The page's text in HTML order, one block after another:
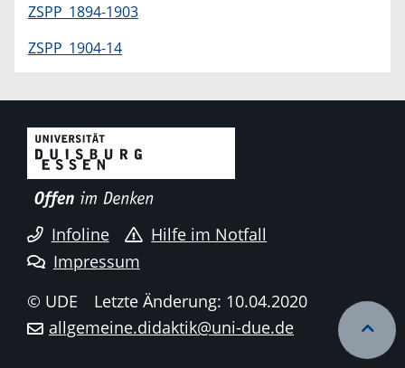
ZSPP_1894-1903
ZSPP_1904-14
Infoline
Hilfe im Notfall
Impressum
© UDE
Letzte Änderung: 10.04.2020
allgemeine.didaktik@uni-due.de